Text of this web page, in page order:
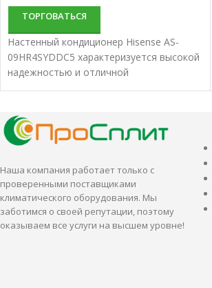
ТОРГОВАТЬСЯ
Настенный кондиционер Hisense AS-
09HR4SYDDC5 характеризуется высокой
надежностью и отличной
производительностью. Настенные
для кондиционирования небольших и
средних помещений.
Наша компания работает только с
проверенными поставщиками
климатического оборудования. Мы
заботимся о своей репутации, поэтому
оказываем все услуги на высшем уровне!